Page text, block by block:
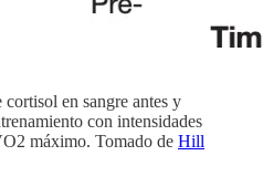
en sangre antes y
con intensidades
máximo. Tomado de Hill